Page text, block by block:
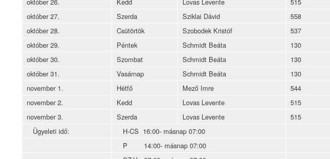
október 27.
Szerda Sziklai Dávid
558
október 28.
Csütörtök Szobodek Kristóf
537
október 29.
Péntek Schmidt Beáta
130
október 30.
Szombat Schmidt Beáta
130
október 31.
Vasárnap Schmidt Beáta
130
november 1.
Hétfő Mező Imre
544
november 2.
Kedd Lovas Levente
515
november 3.
Szerda Lovas Levente
515
Ügyeleti idő:
H-CS 16:00- másnap 07:00
P 14:00- másnap 07:00